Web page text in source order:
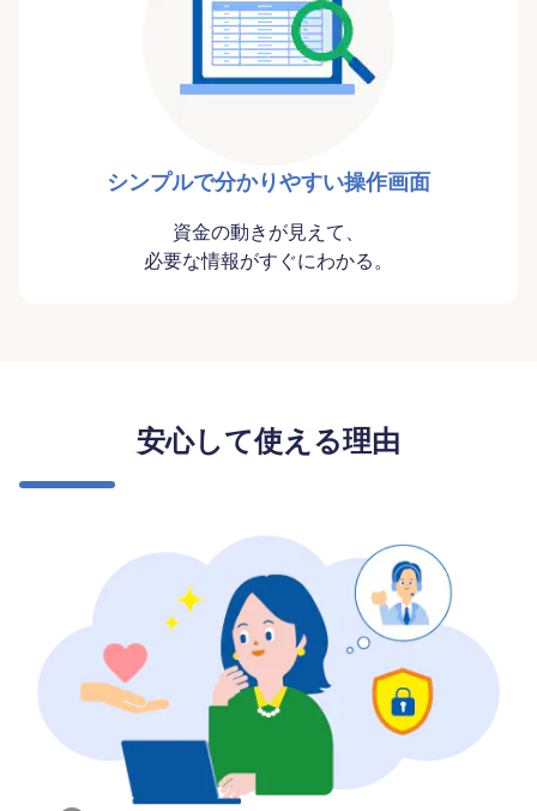
シンプルで分かりやすい操作画面
資金の動きが見えて、
必要な情報がすぐにわかる。
安心して使える理由